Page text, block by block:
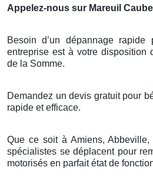
Appelez-nous sur Mareuil
Besoin d’un dépannage rapide
entreprise est à votre disposition
de la Somme.
Demandez un devis gratuit pour
rapide et efficace.
Que ce soit à Amiens,
spécialistes se déplacent pour
motorisés en parfait état de